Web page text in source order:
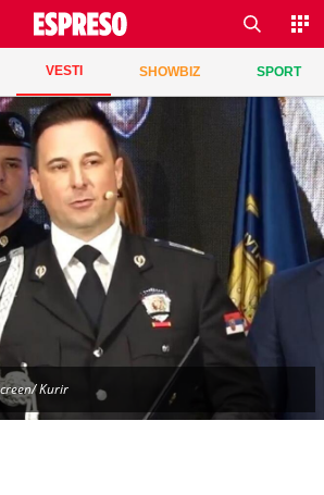
VESTI SHOWBIZ SPORT
Kurir